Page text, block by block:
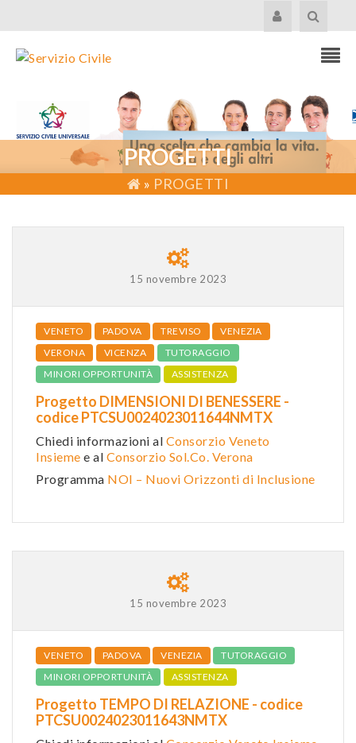
PROGETTI
» PROGETTI
15 novembre 2023
VENETO PADOVA TREVISO
VENEZIA
VERONA
VICENZA
TUTORAGGIO
MINORI OPPORTUNITÀ
ASSISTENZA
Progetto DIMENSIONI DI BENESSERE -
codice PTCSU0024023011644NMTX
Chiedi informazioni al Consorzio Veneto
Insieme e al Consorzio Sol.Co. Verona
Programma NOI – Nuovi Orizzonti di Inclusione
15 novembre 2023
VENETO PADOVA VENEZIA
TUTORAGGIO
MINORI OPPORTUNITÀ
ASSISTENZA
Progetto TEMPO DI RELAZIONE - codice
PTCSU0024023011643NMTX